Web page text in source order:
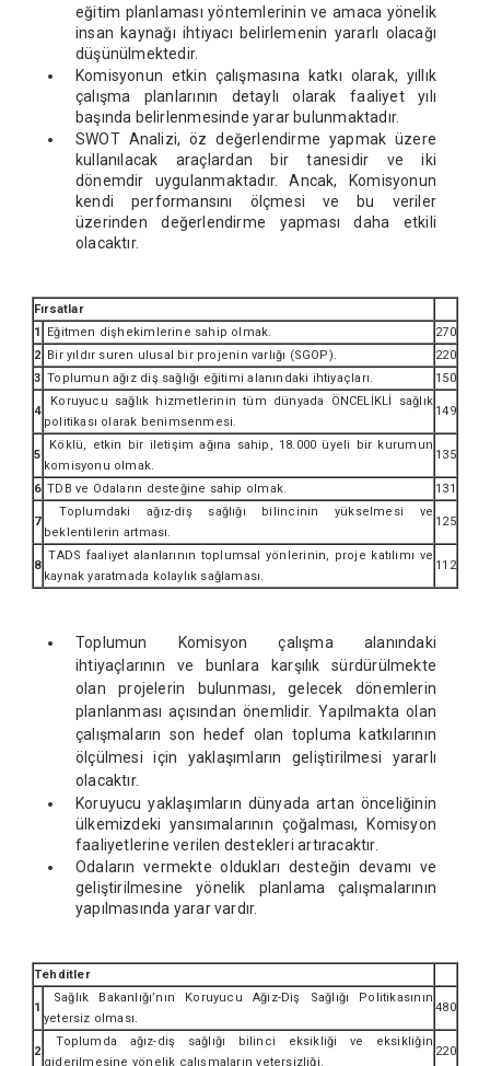
eğitim planlaması yöntemlerinin ve amaca yönelik
insan kaynağı ihtiyacı belirlemenin yararlı olacağı
düşünülmektedir.
Komisyonun etkin çalışmasına katkı olarak, yıllık
çalışma planlarının detaylı olarak faaliyet yılı
başında belirlenmesinde yarar bulunmaktadır.
SWOT Analizi, öz değerlendirme yapmak üzere
kullanılacak araçlardan bir tanesidir ve iki
dönemdir uygulanmaktadır. Ancak, Komisyonun
kendi performansını ölçmesi ve bu veriler
üzerinden değerlendirme yapması daha etkili
olacaktır.
Fırsatlar
1
Eğitmen dişhekimlerine sahip olmak.
270
2 Bir yıldır suren ulusal bir projenin varlığı (SGOP).
220
3 Toplumun ağız diş sağlığı eğitimi alanındaki ihtiyaçları. 150
4
Koruyucu sağlık hizmetlerinin tüm dünyada ÖNCELİKLİ sağlık
politikası olarak benimsenmesi.
149
5
Köklü, etkin bir iletişim ağına sahip, 18.000 üyeli bir kurumun
komisyonu olmak.
135
6 TDB ve Odaların desteğine sahip olmak. 131
7
Toplumdaki ağız-diş sağlığı bilincinin yükselmesi ve
beklentilerin artması.
125
8
TADS faaliyet alanlarının toplumsal yönlerinin, proje katılımı ve
kaynak yaratmada kolaylık sağlaması.
112
Toplumun Komisyon çalışma alanındaki
ihtiyaçlarının ve bunlara karşılık sürdürülmekte
olan projelerin bulunması, gelecek dönemlerin
planlanması açısından önemlidir. Yapılmakta olan
çalışmaların son hedef olan topluma katkılarının
ölçülmesi için yaklaşımların geliştirilmesi yararlı
olacaktır.
Koruyucu yaklaşımların dünyada artan önceliğinin
ülkemizdeki yansımalarının çoğalması, Komisyon
faaliyetlerine verilen destekleri artıracaktır.
Odaların vermekte oldukları desteğin devamı ve
geliştirilmesine yönelik planlama çalışmalarının
yapılmasında yarar vardır.
Tehditler
1
Sağlık Bakanlığı’nın Koruyucu Ağız-Diş Sağlığı Politikasının
yetersiz olması.
480
2
Toplumda ağız-diş sağlığı bilinci eksikliği ve eksikliğin
giderilmesine yönelik çalışmaların yetersizliği.
220